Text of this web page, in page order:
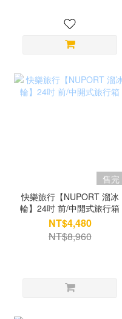
售完
快樂旅行【NUPORT 溜冰
輪】24吋 前/中開式旅行箱
NT$4,480
NT$8,960